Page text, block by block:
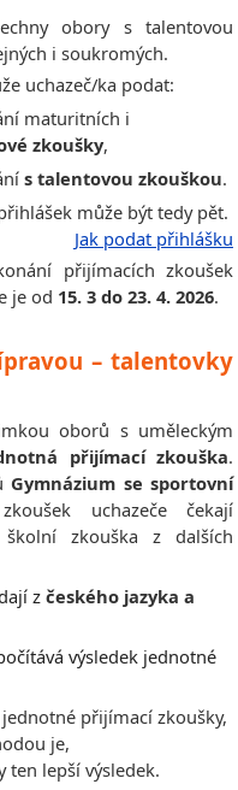
obory s talentovou
i soukromých.
uchazeč/ka podat:
maturitních i
zkoušky,
s talentovou zkouškou.
může být tedy pět.
Jak podat přihlášku
přijímacích zkoušek
je od 15. 3 do 23. 4. 2026.
– talentovky
oborů s uměleckým
přijímací zkouška.
Gymnázium se sportovní
uchazeče čekají
zkouška z dalších
zčeského jazyka a
výsledek jednotné
přijímací zkoušky,
je,
ten lepší výsledek.